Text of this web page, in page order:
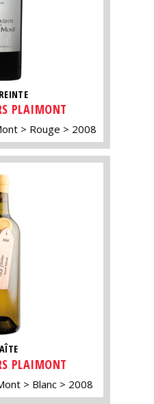
PLAIMONT
Rouge 2008
PLAIMONT
Blanc 2008